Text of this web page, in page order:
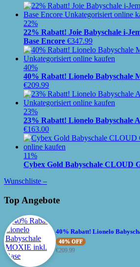
22%
22% Rabatt! Joie Babyschale i-
Base Encore €347.99
40%
40% Rabatt! Lionelo Babyschale
€209.99
23%
23% Rabatt! Lionelo Babyschale
€163.00
11%
Cybex Gold Babyschale CLOUD
Wunschliste –
Top Angebote
40% Rabatt! Lionelo
40% OFF
€209.99